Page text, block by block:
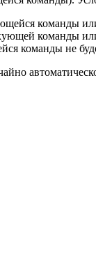
команды или
команды
команды не